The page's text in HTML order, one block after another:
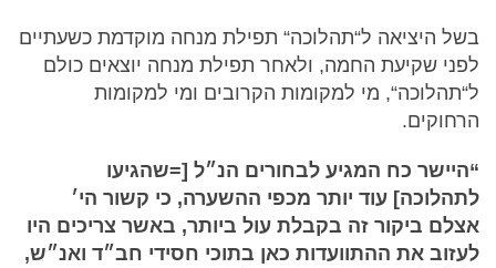
בשל היציאה ל“תהלוכה“ תפילת מנחה מוקדמת כשעתיים
לפני שקיעת החמה, ולאחר תפילת מנחה יוצאים כולם
ל“תהלוכה“, מי למקומות הקרובים ומי למקומות
הרחוקים.
“היישר כח המגיע לבחורים הנ״ל [=שהגיעו
לתהלוכה] עוד יותר מכפי ההשערה, כי קשור הי׳
אצלם ביקור זה בקבלת עול ביותר, באשר צריכים היו
לעזוב את ההתוועדות כאן בתוכי חסידי חב״ד ואנ״ש,